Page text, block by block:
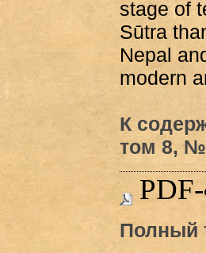
stage of
Sūtra
Nepal
modern
К
том 8, №
Полный